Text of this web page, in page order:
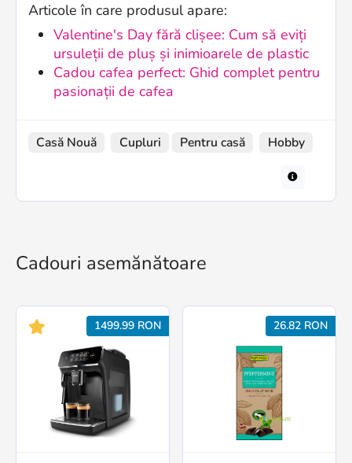
Articole în care produsul apare:
Valentine's Day fără clișee: Cum să eviți
ursuleții de pluș și inimioarele de plastic
Cadou cafea perfect: Ghid complet pentru
pasionații de cafea
Casă Nouă Cupluri Pentru casă Hobby
Cadouri asemănătoare
1499.99 RON 26.82 RON